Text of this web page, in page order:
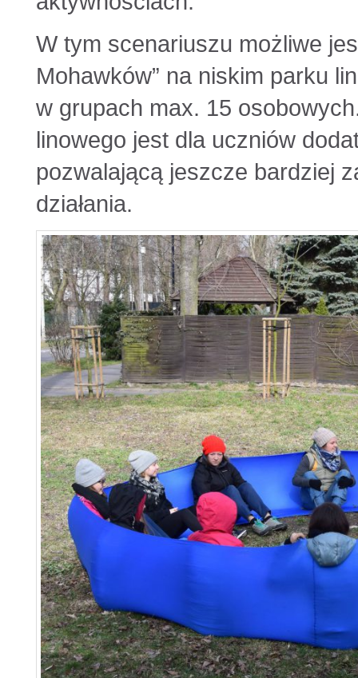
W tym scenariuszu możliwe
Mohawków” na niskim parku
w grupach max. 15
linowego jest dla uczniów
pozwalającą jeszcze bardziej
działania.